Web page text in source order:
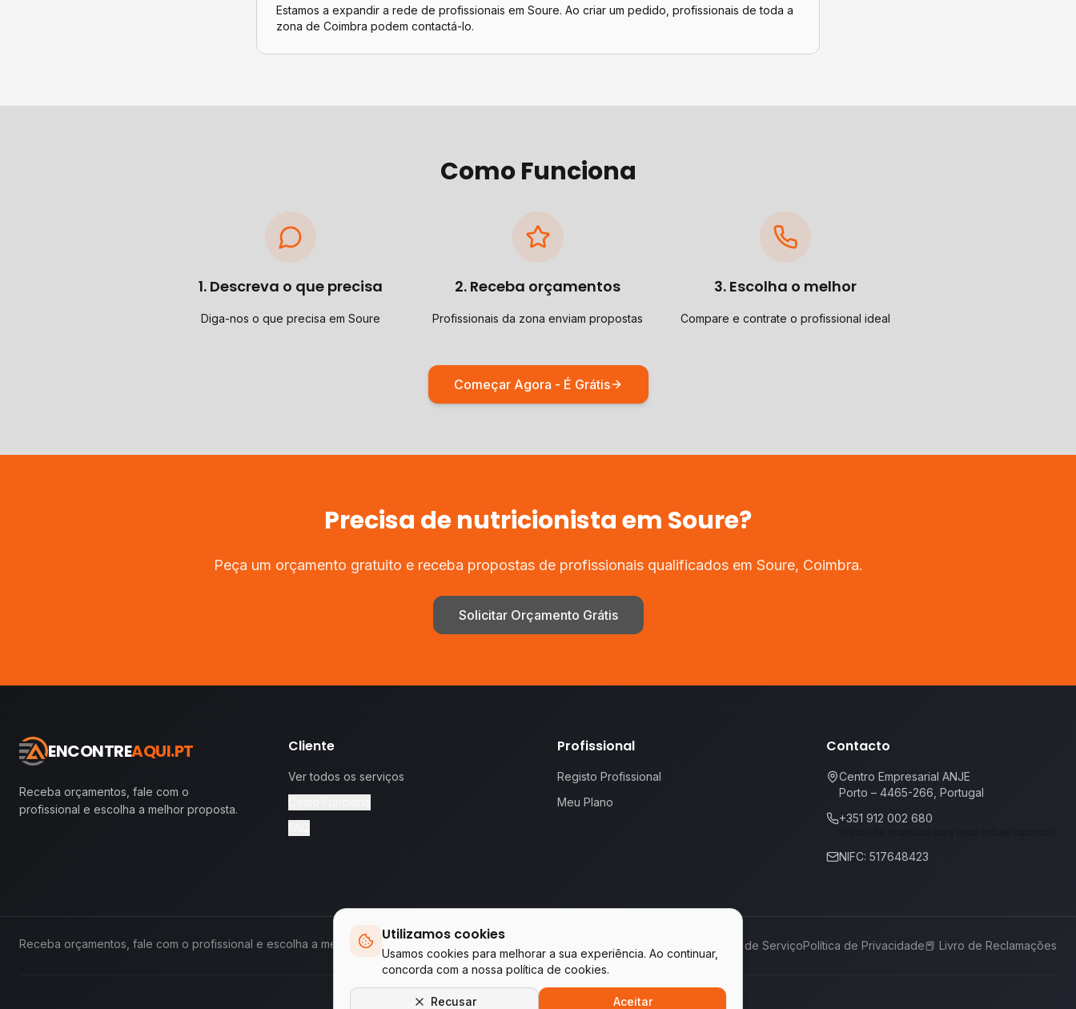
Utilizamos cookies
Usamos cookies para melhorar a sua experiência. Ao continuar,
concorda com a nossa política de cookies.
Recusar Aceitar
Estamos a expandir a rede de profissionais em Soure. Ao criar um pedido, profissionais de toda a
zona de Coimbra podem contactá-lo.
Como Funciona
1. Descreva o que precisa
Diga-nos o que precisa em Soure
2. Receba orçamentos
Profissionais da zona enviam propostas
3. Escolha o melhor
Compare e contrate o profissional ideal
Começar Agora - É Grátis
Precisa denutricionistaem Soure?
Peça um orçamento gratuito e receba propostas de profissionais qualificados em Soure, Coimbra.
Solicitar Orçamento Grátis
ENCONTREAQUI.PT
Receba orçamentos, fale com o
profissional e escolha a melhor proposta.
Cliente
Ver todos os serviços
Profissional
Registo Profissional
Meu Plano
Contacto
Centro Empresarial ANJE
Porto – 4465-266, Portugal
+351 912 002 680
NIFC: 517648423
Receba orçamentos, fale com o profissional e escolha a melhor proposta. Termos de ServiçoPolítica de Privacidade📕 Livro de Reclamações
Empresas do grupo WA Tecnologia & Serviços